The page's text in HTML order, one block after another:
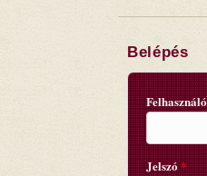
Belépés
Jelszó*